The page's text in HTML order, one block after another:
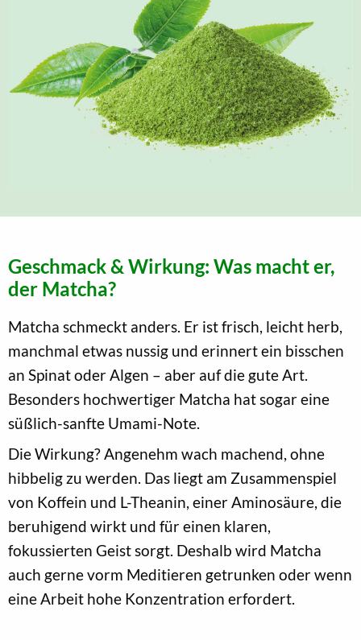
Geschmack & Wirkung: Was macht er,
der Matcha?
Matcha schmeckt anders. Er ist frisch, leicht herb,
manchmal etwas nussig und erinnert ein bisschen
an Spinat oder Algen – aber auf die gute Art.
Besonders hochwertiger Matcha hat sogar eine
süßlich-sanfte Umami-Note.
Die Wirkung? Angenehm wach machend, ohne
hibbelig zu werden. Das liegt am Zusammenspiel
von Koffein und L-Theanin, einer Aminosäure, die
beruhigend wirkt und für einen klaren,
fokussierten Geist sorgt. Deshalb wird Matcha
auch gerne vorm Meditieren getrunken oder wenn
eine Arbeit hohe Konzentration erfordert.